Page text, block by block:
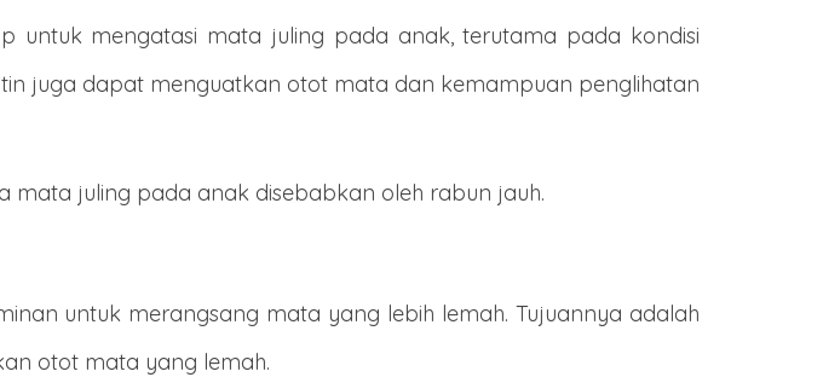
untuk mengatasi mata juling pada anak, terutama pada kondisi
juga dapat menguatkan otot mata dan kemampuan penglihatan
juling pada anak disebabkan oleh rabun jauh.
untuk merangsang mata yang lebih lemah. Tujuannya adalah
otot mata yang lemah.